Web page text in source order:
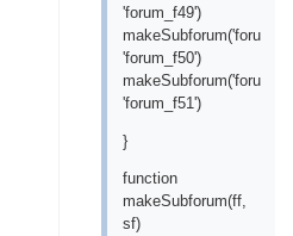
'forum_f49')
'forum_f50')
'forum_f51')
}
function
makeSubforum(ff,
sf)